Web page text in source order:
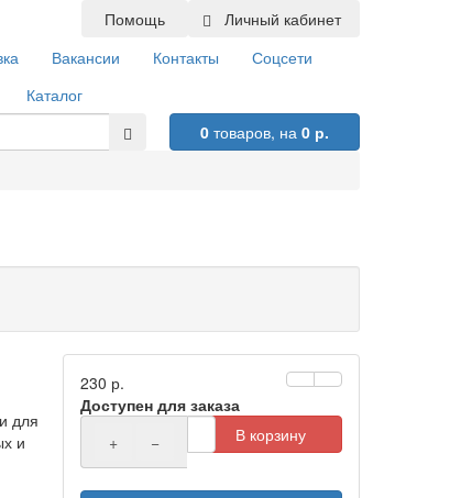
Личный кабинет
Помощь
Вакансии Контакты
Соцсети
Каталог
0товаров, на 0 р.
для
и
230 р.
Доступен для заказа
+
− В корзину